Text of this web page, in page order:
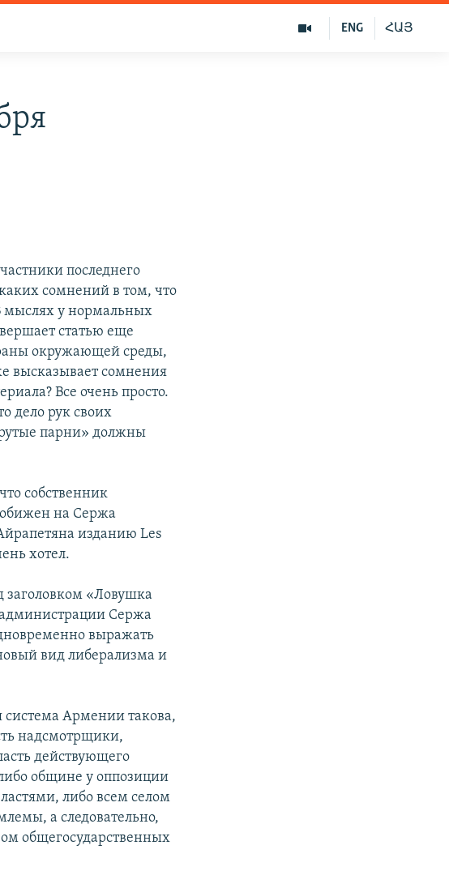
ՀԱՅ
ENG
последнего
сомнений в том, что
мыслях у нормальных
статью еще
окружающей среды,
высказывает сомнения
Все очень просто.
дело рук своих
парни» должны
собственник
на Сержа
изданию Les
хотел.
заголовком «Ловушка
администрации Сержа
выражать
вид либерализма и
система Армении такова,
надсмотрщики,
действующего
общине у оппозиции
либо всем селом
а следовательно,
общегосударственных